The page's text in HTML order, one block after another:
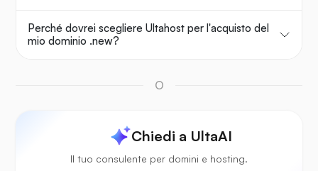
Perché dovrei scegliere Ultahost per l'acquisto del
mio dominio .new?
O
Chiedi a UltaAI
Il tuo consulente per domini e hosting.